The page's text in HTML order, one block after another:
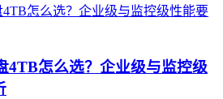
4TB怎么选？企业级与监控级